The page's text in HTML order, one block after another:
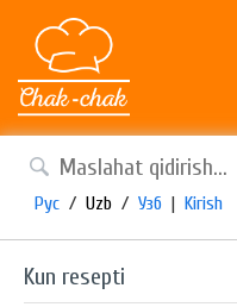
Рус / Uzb / Узб | Kirish
Kun resepti